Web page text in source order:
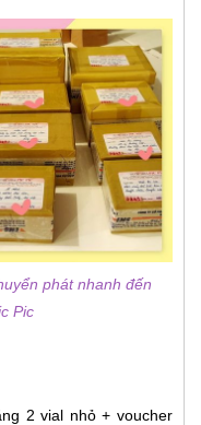
phát nhanh đến
Pic
2 vial nhỏ + voucher